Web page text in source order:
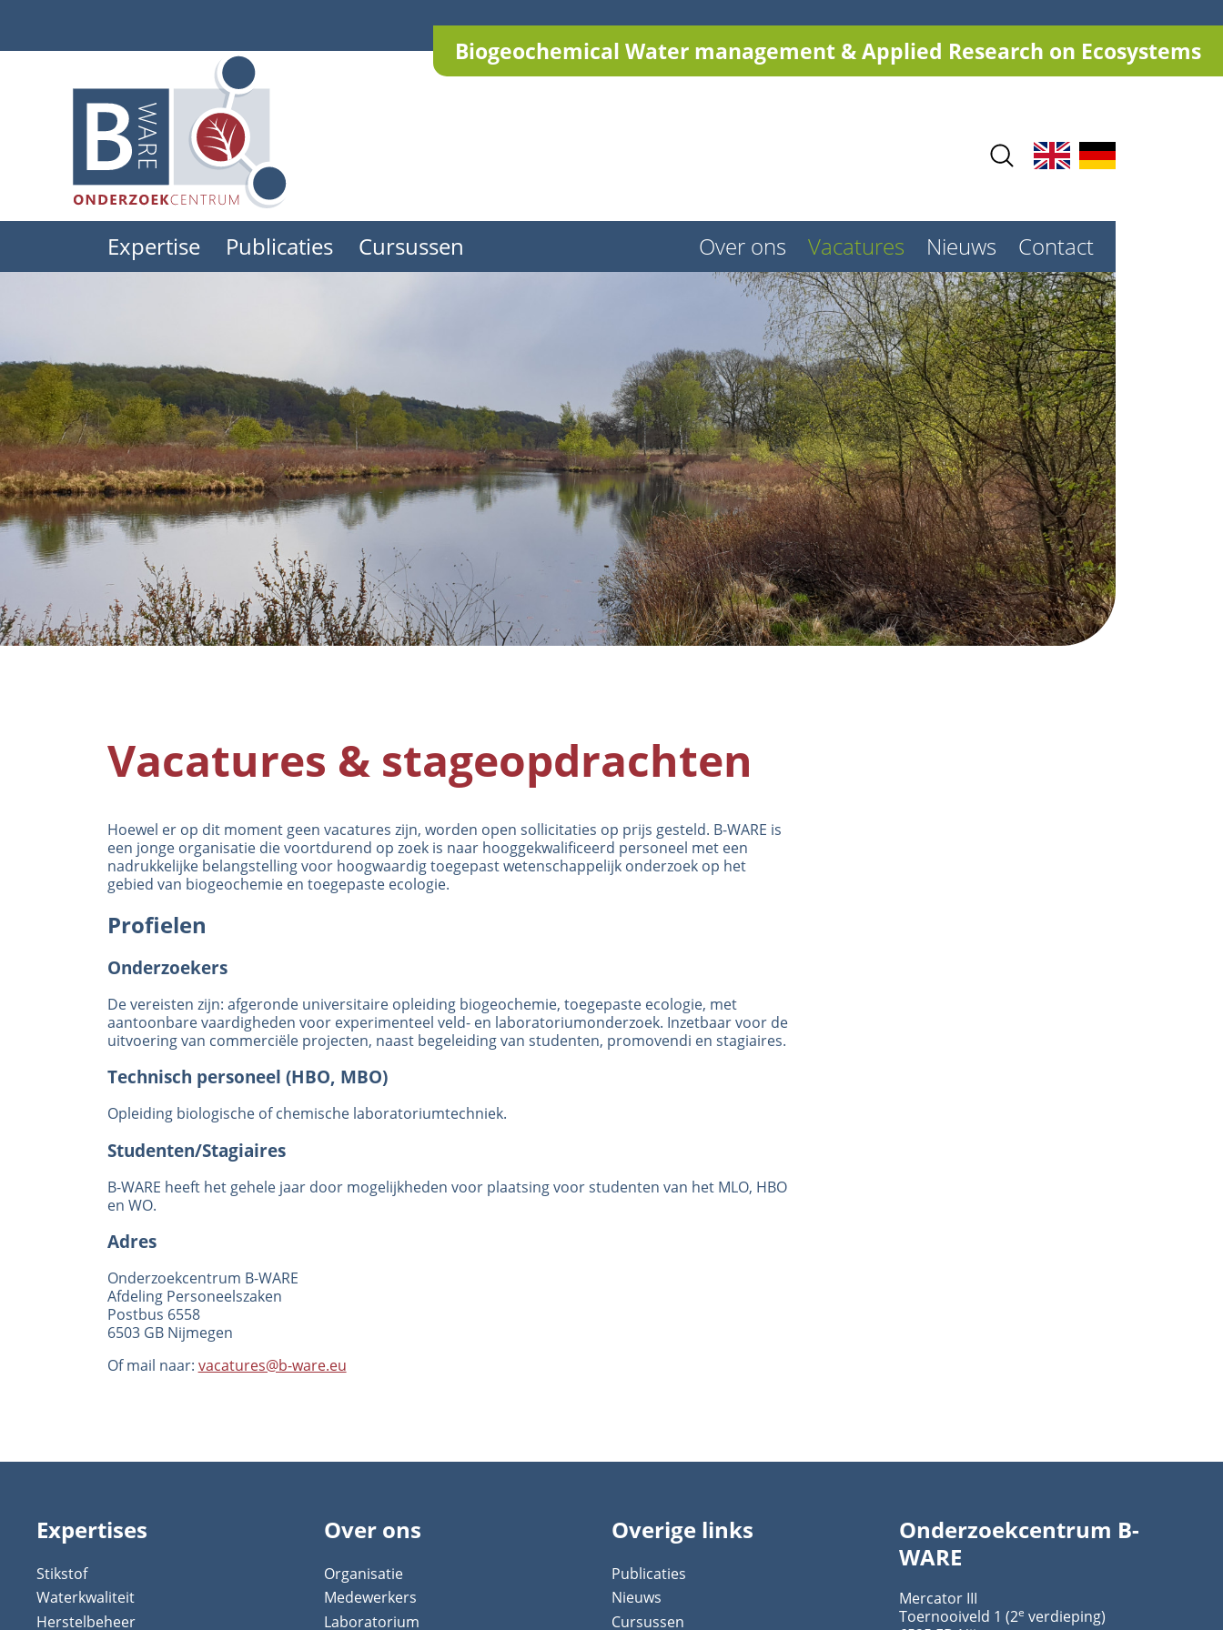
Biogeochemical Water management & Applied Research on Ecosystems
menu
Expertise Publicaties Cursussen Contact
Nieuws
Vacatures
Over ons
Vacatures & stageopdrachten
Hoewel er op dit moment geen vacatures zijn, worden open sollicitaties op prijs gesteld. B-WARE is
een jonge organisatie die voortdurend op zoek is naar hooggekwalificeerd personeel met een
nadrukkelijke belangstelling voor hoogwaardig toegepast wetenschappelijk onderzoek op het
gebied van biogeochemie en toegepaste ecologie.
Profielen
Onderzoekers
De vereisten zijn: afgeronde universitaire opleiding biogeochemie, toegepaste ecologie, met
aantoonbare vaardigheden voor experimenteel veld- en laboratoriumonderzoek. Inzetbaar voor de
uitvoering van commerciële projecten, naast begeleiding van studenten, promovendi en stagiaires.
Technisch personeel (HBO, MBO)
Opleiding biologische of chemische laboratoriumtechniek.
Studenten/Stagiaires
B-WARE heeft het gehele jaar door mogelijkheden voor plaatsing voor studenten van het MLO, HBO
en WO.
Adres
Onderzoekcentrum B-WARE
Afdeling Personeelszaken
Postbus 6558
6503 GB Nijmegen
Of mail naar: vacatures@b-ware.eu
Expertises
Stikstof
Waterkwaliteit
Herstelbeheer
Over ons
Organisatie
Medewerkers
Laboratorium
Overige links
Publicaties
Nieuws
Cursussen
Onderzoekcentrum B-
WARE
Mercator III
Toernooiveld 1 (2e verdieping)